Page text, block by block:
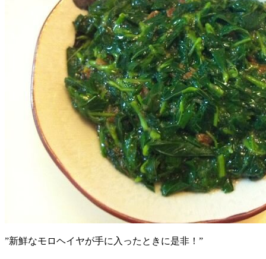
”新鮮なモロヘイヤが手に入ったときに是非！”